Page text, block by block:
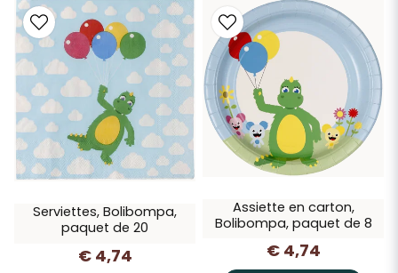
Serviettes, Bolibompa,
paquet de 20
€ 4,74
Assiette en carton,
Bolibompa, paquet de 8
€ 4,74